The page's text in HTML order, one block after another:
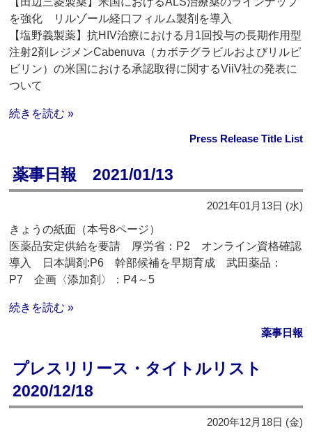
を強化 リルゾール経口フィルム製剤を導入
【塩野義製薬】抗HIV治療における月1回投与の長期作用型
注射2剤レジメンCabenuva（カボテグラビルおよびリルピ
ビリン）の米国における承認取得に関するViiV社の発表に
ついて
続きを読む »
Press Release Title List
薬事日報 2021/01/13
2021年01月13日 (水)
きょうの紙面（本号8ページ）
医薬品安定供給を要請 厚労省：P2 オンライン資格確認
導入 日本調剤:P6 幹部候補を早期育成 武田薬品：
P7 企画〈添加剤〉：P4～5
続きを読む »
薬事日報
プレスリリース・タイトルリスト
2020/12/18
2020年12月18日 (金)